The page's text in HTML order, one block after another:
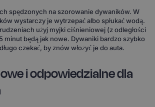
spędzonych na szorowanie dywaników. W
wystarczy je wytrzepać albo spłukać wodą.
użyj myjki ciśnieniowej (z odległości
minut będą jak nowe. Dywaniki bardzo szybko
czekać, by znów włożyć je do auta.
i odpowiedzialne dla